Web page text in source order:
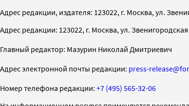
Адрес редакции, издателя: 123022, г. Москва, ул.
Адрес редакции: 123022, г. Москва, ул. Звенигородская
Главный редактор: Мазурин Николай Дмитриевич
Адрес электронной почты редакции: press-
Номер телефона редакции: +7 (495) 565-32-06